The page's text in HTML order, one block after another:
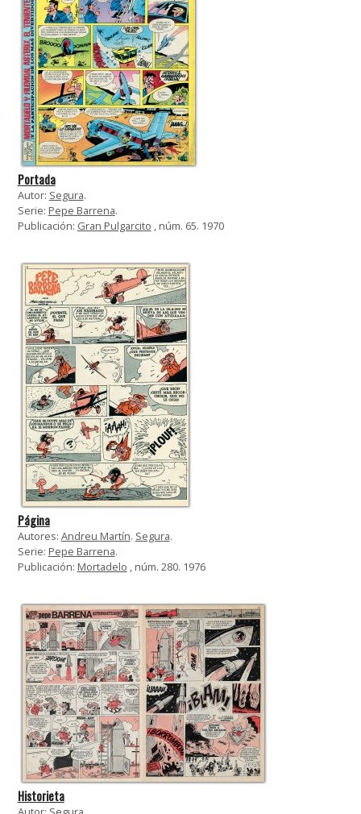
Portada
Autor: Segura.
Serie: Pepe Barrena.
Publicación: Gran Pulgarcito , núm. 65. 1970
Página
Autores: Andreu Martín. Segura.
Serie: Pepe Barrena.
Publicación: Mortadelo , núm. 280. 1976
Historieta